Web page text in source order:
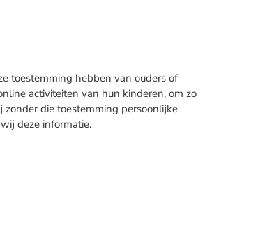
toestemming hebben van ouders of
activiteiten van hun kinderen, om zo
die toestemming persoonlijke
deze informatie.